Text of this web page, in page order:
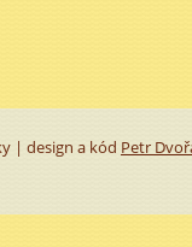
| design a kód Petr